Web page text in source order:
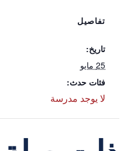
تفاصيل
تاريخ:
25 مايو
فئات حدث:
لا يوجد مدرسة